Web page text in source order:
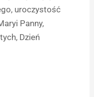
uroczystość
Panny,
Dzień